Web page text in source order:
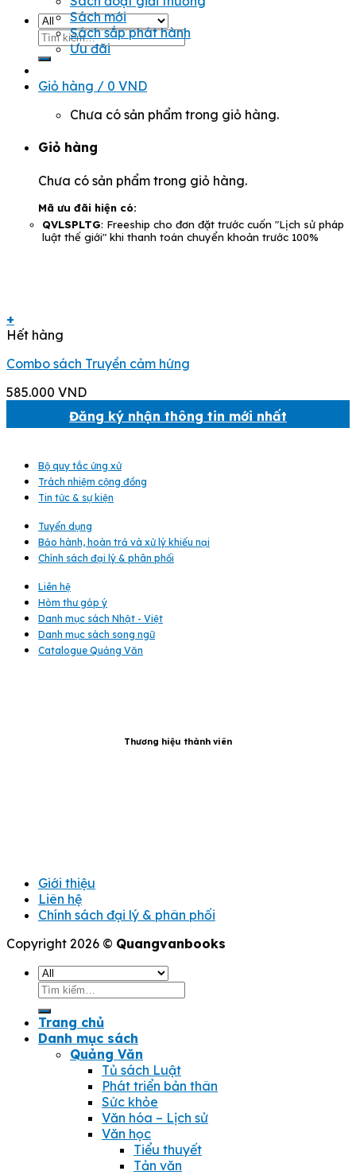
Tìm
kiếm:
Giỏ hàng / 0 VND
Chưa có sản phẩm trong giỏ hàng.
Giỏ hàng
Chưa có sản phẩm trong giỏ hàng.
Mã ưu đãi hiện có:
QVLSPLTG: Freeship cho đơn đặt trước cuốn "Lịch sử pháp
luật thế giới" khi thanh toán chuyển khoản trước 100%
Sách mới
Sách sắp phát hành
Ưu đãi
+
Hết hàng
Combo sách Truyền cảm hứng
585.000 VND
Đăng ký nhận thông tin mới nhất
Bộ quy tắc ứng xử
Trách nhiệm cộng đồng
Tin tức & sự kiện
Tuyển dụng
Bảo hành, hoàn trả và xử lý khiếu nại
Chính sách đại lý & phân phối
Liên hệ
Hòm thư góp ý
Danh mục sách Nhật - Việt
Danh mục sách song ngữ
Catalogue Quảng Văn
Thương hiệu thành viên
Giới thiệu
Liên hệ
Chính sách đại lý & phân phối
Copyright 2026 © Quangvanbooks
Tìm
kiếm:
Trang chủ
Danh mục sách
Quảng Văn
Tủ sách Luật
Phát triển bản thân
Sức khỏe
Văn hóa – Lịch sử
Văn học
Tiểu thuyết
Tản văn